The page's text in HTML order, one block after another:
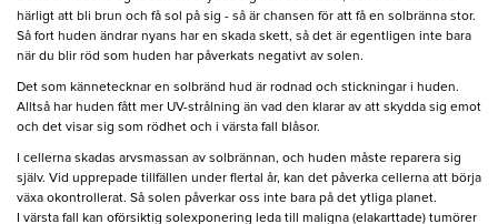
härligt att bli brun och få sol på sig - så är chansen för att få en solbränna stor.
Så fort huden ändrar nyans har en skada skett, så det är egentligen inte bara
när du blir röd som huden har påverkats negativt av solen.
Det som kännetecknar en solbränd hud är rodnad och stickningar i huden.
Alltså har huden fått mer UV-strålning än vad den klarar av att skydda sig emot
och det visar sig som rödhet och i värsta fall blåsor.
I cellerna skadas arvsmassan av solbrännan, och huden måste reparera sig
själv. Vid upprepade tillfällen under flertal år, kan det påverka cellerna att börja
växa okontrollerat. Så solen påverkar oss inte bara på det ytliga planet.
I värsta fall kan oförsiktig solexponering leda till maligna (elakarttade) tumörer